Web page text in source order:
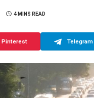
4 MINS READ
Pinterest Telegram